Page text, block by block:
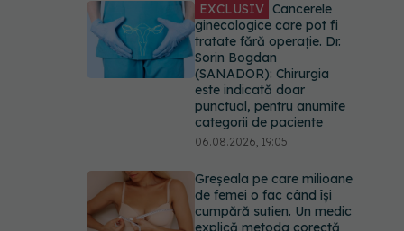
EXCLUSIV Cancerele
ginecologice care pot fi
tratate fără operație. Dr.
Sorin Bogdan
(SANADOR): Chirurgia
este indicată doar
punctual, pentru anumite
categorii de paciente
06.08.2026, 19:05
Greșeala pe care milioane
de femei o fac când își
cumpără sutien. Un medic
explică metoda corectă